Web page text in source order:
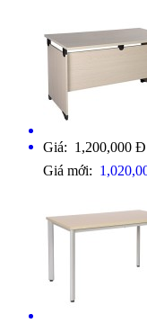
Giá: 1,200,000 Đ
Giá mới: